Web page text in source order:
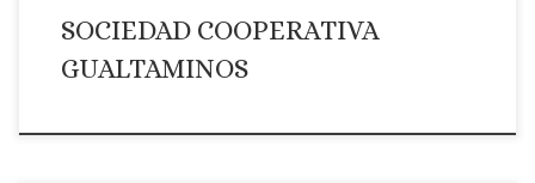
SOCIEDAD COOPERATIVA
GUALTAMINOS